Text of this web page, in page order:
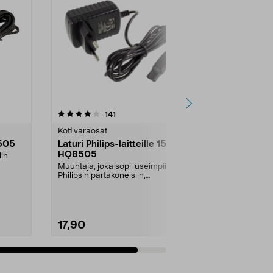
141
Koti varaosat
Laturi Philips-laitteille 15 V,
HQ8505
Muuntaja, joka sopii useimpiin
Philipsin partakoneisiin,
17,90